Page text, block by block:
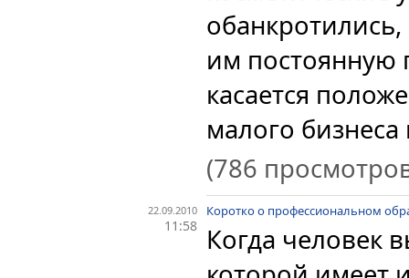
обанкротились,
им постоянную
касается
малого бизнеса
(786
22.09.2010
11:58
Коротко о профессиональном
Когда человек